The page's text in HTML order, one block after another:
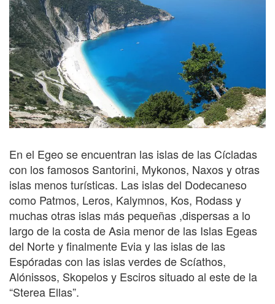
En el Egeo se encuentran las islas de las Cícladas
con los famosos Santorini, Mykonos, Naxos y otras
islas menos turísticas. Las islas del Dodecaneso
como Patmos, Leros, Kalymnos, Kos, Rodass y
muchas otras islas más pequeñas ,dispersas a lo
largo de la costa de Asia menor de las Islas Egeas
del Norte y finalmente Evia y las islas de las
Espóradas con las islas verdes de Scíathos,
Alónissos, Skopelos y Esciros situado al este de la
“Sterea Ellas”.